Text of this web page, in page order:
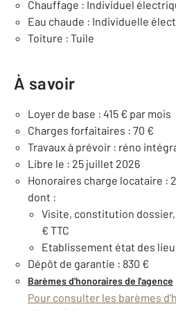
Chauffage : Individuel
Eau chaude : Individuelle
Toiture : Tuile
À savoir
Loyer de base : 415 € par mois
Charges forfaitaires : 70 €
Travaux à prévoir : réno
Libre le : 25 juillet 2026
Honoraires charge locataire :
dont :
Visite, constitution dossier,
€ TTC
Etablissement état des
Dépôt de garantie : 830 €
Barèmes d'honoraires de l'agence
Pour consulter les barèmes